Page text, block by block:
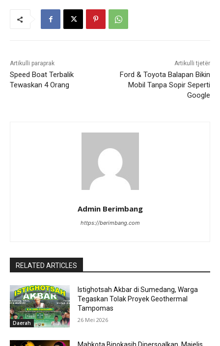
Artikulli paraprak
Speed Boat Terbalik
Tewaskan 4 Orang
Artikulli tjetër
Ford & Toyota Balapan Bikin
Mobil Tanpa Sopir Seperti
Google
Admin Berimbang
https://berimbang.com
RELATED ARTICLES
Daerah
Istighotsah Akbar di Sumedang, Warga
Tegaskan Tolak Proyek Geothermal
Tampomas
26 Mei 2026
Mahkota Binokasih Dipersoalkan, Majelis